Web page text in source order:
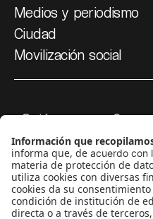
Medios y periodismo
Ciudad
Movilización social
¿Quiénes somos?
Podcasts
Ediciones especiales
Proyectos 070